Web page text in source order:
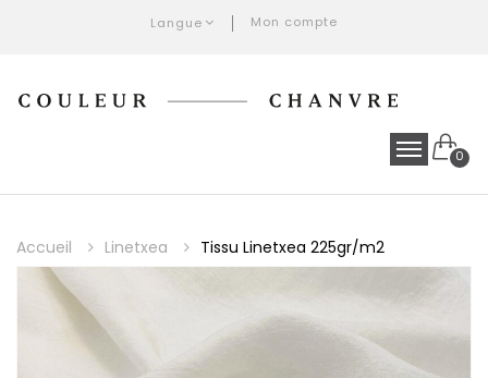
Langue Mon compte
0
Accueil Linetxea Tissu Linetxea 225gr/m2